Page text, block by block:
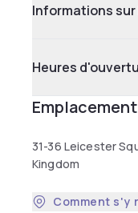
Informations
Heures
Emplacement
31-36 Leicester
Kingdom
Comment s'y